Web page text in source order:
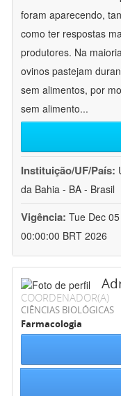
foram aparecendo,
como ter respostas
produtores. Na
ovinos pastejam
sem alimentos, por
sem alimento...
Instituição/UF/País:
da Bahia - BA - Brasil
Vigência: Tue Dec
00:00:00 BRT 2026
COORDENADOR(A)
CIÊNCIAS BIOLÓGICAS
Farmacologia